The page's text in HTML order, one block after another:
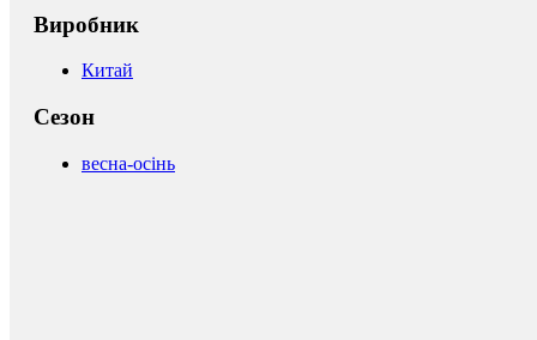
Виробник
Китай
Сезон
весна-осінь